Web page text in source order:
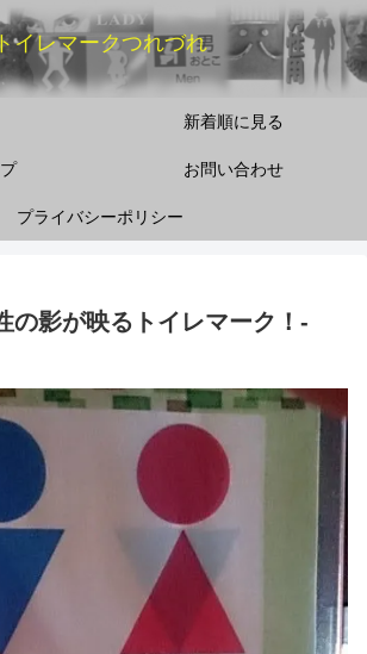
イレマークつれづれ
新着順に見る
お問い合わせ
プライバシーポリシー
の影が映るトイレマーク！‐